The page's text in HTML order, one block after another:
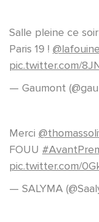
Salle pleine ce
Paris 19 !
pic.twitter.com/
— Gaumont
Merci
FOUU
pic.twitter.com/
— SALYMA